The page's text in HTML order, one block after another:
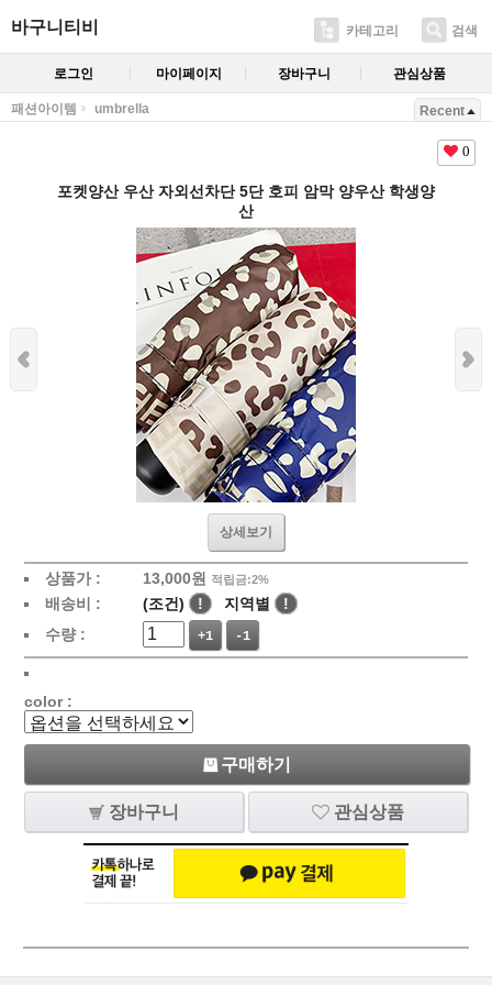
바구니티비 카테고리 검색
로그인 마이페이지 장바구니 관심상품
패션아이템 umbrella Recent
0
포켓양산 우산 자외선차단 5단 호피 암막 양우산 학생양
산
상세보기
상품가 : 13,000원 적립금:2%
배송비 : (조건) ! 지역별
!
수량 :
+1 -1
color :
구매하기
장바구니 관심상품